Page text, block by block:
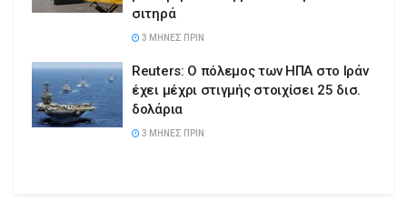
σιτηρά
3 ΜΉΝΕΣ ΠΡΙΝ
Reuters: Ο πόλεμος των ΗΠΑ στο Ιράν
έχει μέχρι στιγμής στοιχίσει 25 δισ.
δολάρια
3 ΜΉΝΕΣ ΠΡΙΝ